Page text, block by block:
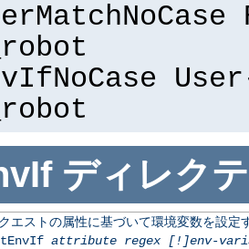
ディレク
エストの属性に基づいて環境変数を設定
attribute regex [!]env-